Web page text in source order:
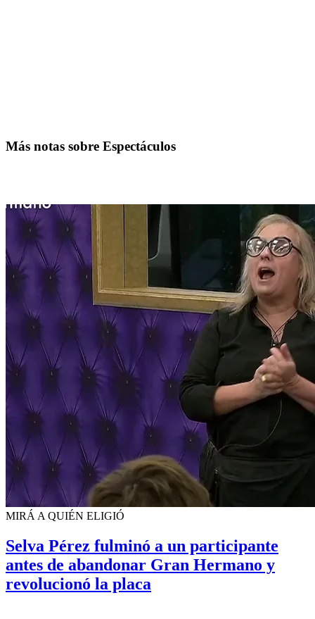
Más notas sobre Espectáculos
MIRÁ A QUIÉN ELIGIÓ
Selva Pérez fulminó a un participante
antes de abandonar Gran Hermano y
revolucionó la placa